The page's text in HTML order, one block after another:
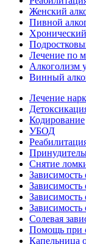
Женский
Пивной
Лечение по
Алкоголизм
Винный
Лечение
Кодирование
УБОД
Снятие
Зависимость
Солевая
Помощь при
Капельница